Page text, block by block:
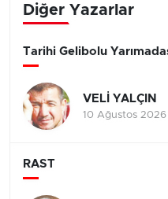
Diğer Yazarlar
Tarihi Gelibolu
VELİ YALÇIN
10 Ağustos 2026
RAST